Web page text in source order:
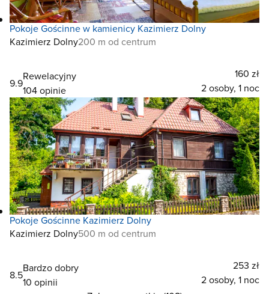
Pokoje Gościnne w kamienicy Kazimierz Dolny
Kazimierz Dolny200 m od centrum
9.9
Rewelacyjny
104 opinie
160 zł
2 osoby, 1 noc
Pokoje Gościnne Kazimierz Dolny
Kazimierz Dolny500 m od centrum
8.5
Bardzo dobry
10 opinii
253 zł
2 osoby, 1 noc